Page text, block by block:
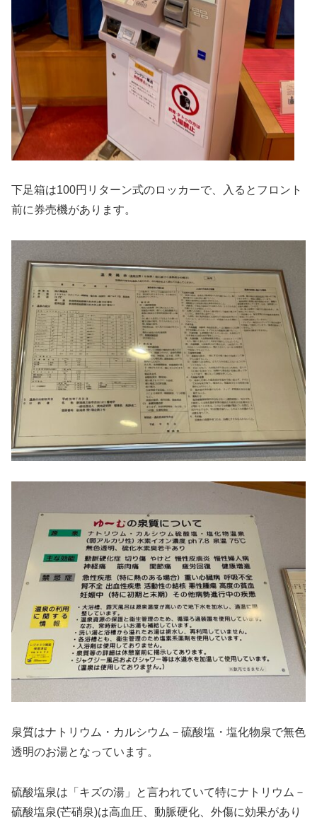
下足箱は100円リターン式のロッカーで、入るとフロント
前に券売機があります。
泉質はナトリウム・カルシウム－硫酸塩・塩化物泉で無色
透明のお湯となっています。
硫酸塩泉は「キズの湯」と言われていて特にナトリウム－
硫酸塩泉(芒硝泉)は高血圧、動脈硬化、外傷に効果があり